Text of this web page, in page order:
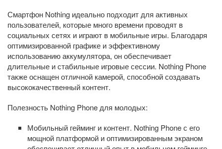
Смартфон Nothing идеально подходит для активных
пользователей, которые много времени проводят в
социальных сетях и играют в мобильные игры. Благодаря
оптимизированной графике и эффективному
использованию аккумулятора, он обеспечивает
длительные и стабильные игровые сессии. Nothing Phone
также оснащен отличной камерой, способной создавать
высококачественный контент.
Полезность Nothing Phone для молодых:
Мобильный гейминг и контент. Nothing Phone с его
мощной платформой и оптимизированным экраном